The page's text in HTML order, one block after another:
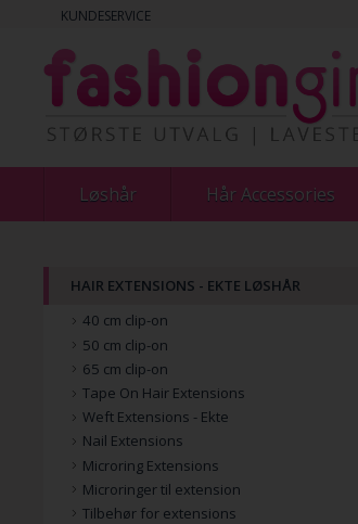
KUNDESERVICE
Løshår Hår Accessories
HAIR EXTENSIONS - EKTE LØSHÅR
40 cm clip-on
50 cm clip-on
65 cm clip-on
Tape On Hair Extensions
Weft Extensions - Ekte
Nail Extensions
Microring Extensions
Microringer til extension
Tilbehør for extensions